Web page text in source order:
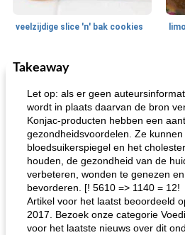
veelzijdige slice 'n' bak cookies
Zeevruchten
geroosterde tilapia parmezaan
Takeaway
Let op: als er geen
wordt in plaats daarvan de bron
Konjac-producten hebben een
gezondheidsvoordelen. Ze
bloedsuikerspiegel en het
houden, de gezondheid van de
verbeteren, wonden te genezen
bevorderen. [! 5610 => 1140 = 12!
Artikel voor het laatst beoordeeld
2017. Bezoek onze categorie
voor het laatste nieuws over dit